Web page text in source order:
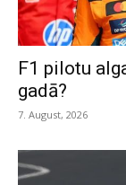
F1 pilotu
gadā?
7. August, 2026